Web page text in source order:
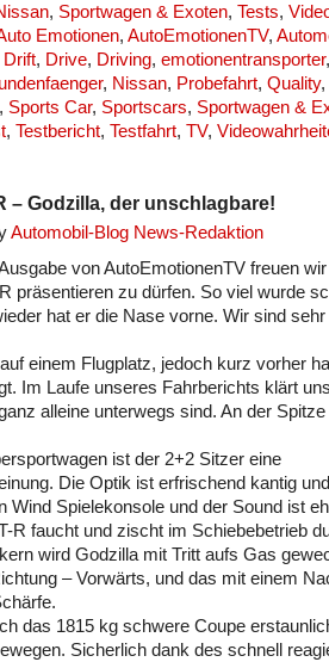
, Sportwagen & Exoten, Tests,
Emotionen, AutoEmotionenTV,
Drift, Drive, Driving, emotionentransporter,
, Nissan, Probefahrt, Quality,
, Sports Car, Sportscars, Sportwagen &
, Testbericht, Testfahrt, TV,
– Godzilla, der unschlagbare!
Automobil-Blog News-Redaktion
von AutoEmotionenTV freuen
präsentieren zu dürfen. So viel wurde
hat er die Nase vorne. Wir sind sehr
einem Flugplatz, jedoch kurz vorher
Im Laufe unseres Fahrberichts klärt
alleine unterwegs sind. An der
ist der 2+2 Sitzer eine
Die Optik ist erfrischend kantig
Wind Spielekonsole und der Sound ist
R faucht und zischt im Schiebebetrieb
wird Godzilla mit Tritt aufs Gas
– Vorwärts, und das mit einem
das 1815 kg schwere Coupe
Sicherlich dank des schnell